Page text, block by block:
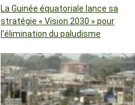
La Guinée équatoriale lance sa
stratégie « Vision 2030 » pour
l’élimination du paludisme